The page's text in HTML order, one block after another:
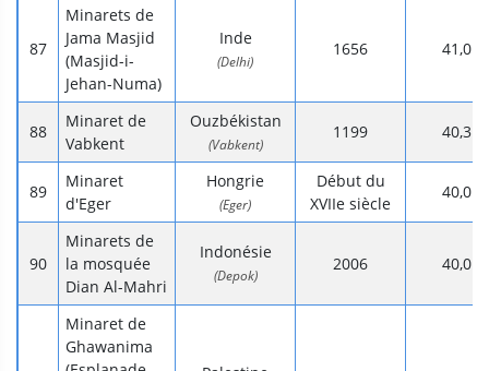
Minarets de
Jama Masjid
(Masjid-i-
Jehan-Numa)
Inde
(Delhi)
1656 41,0
Minaret de
Vabkent
Ouzbékistan
(Vabkent)
1199 40,3
Minaret
d'Eger
Hongrie
(Eger)
Début du
XVIIe siècle
40,0
Minarets de
la mosquée
Dian Al-Mahri
Indonésie
(Depok)
2006 40,0
Minaret de
Ghawanima